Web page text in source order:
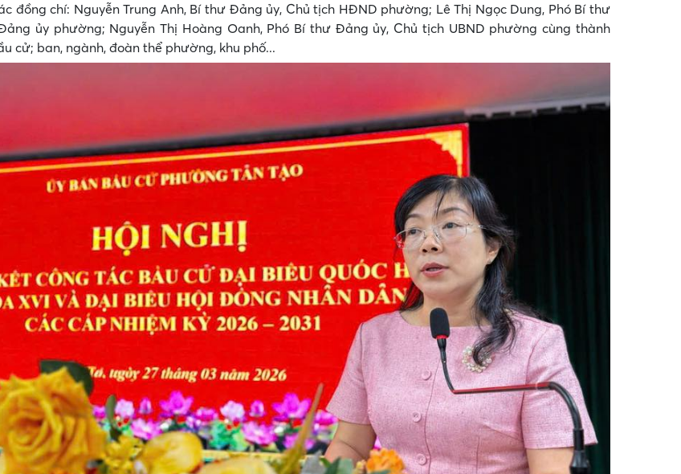
đồng chí: Nguyễn Trung Anh, Bí thư Đảng ủy, Chủ tịch HĐND phường; Lê Thị Ngọc Dung, Phó Bí thư
ủy phường; Nguyễn Thị Hoàng Oanh, Phó Bí thư Đảng ủy, Chủ tịch UBND phường cùng thành
cử; ban, ngành, đoàn thể phường, khu phố...